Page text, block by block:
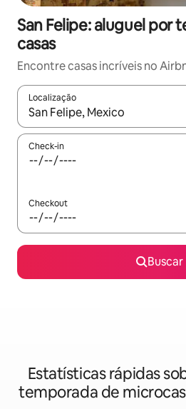
San Felipe: aluguel por
casas
Encontre casas incríveis no
Localização
Quando os resultados estiverem
Check-in
Checkout
Buscar
Estatísticas rápidas
temporada de